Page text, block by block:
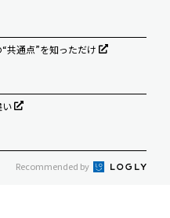
共通点”を知っただけ
い
Recommended by